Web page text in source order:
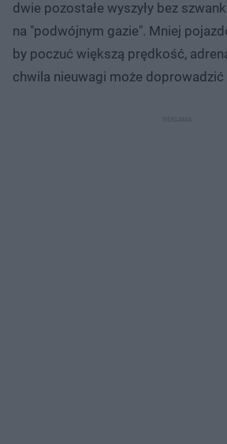
dwie pozostałe wyszyły bez
na "podwójnym gazie". Mniej
by poczuć większą prędkość,
chwila nieuwagi może